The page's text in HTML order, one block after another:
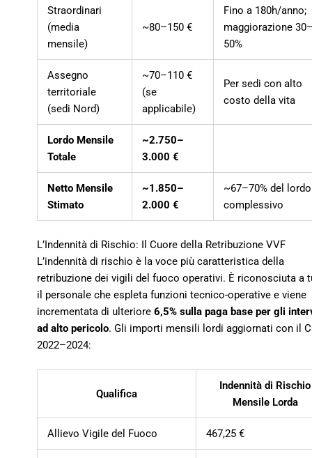
Straordinari
(media
mensile)
~80–150 €
Fino a 180h/anno;
maggiorazione
50%
Assegno
territoriale
(sedi Nord)
~70–110 €
(se
applicabile)
Per sedi con alto
costo della vita
Lordo Mensile
Totale
~2.750–
3.000 €
Netto Mensile
Stimato
~1.850–
2.000 €
~67–70% del lordo
complessivo
L’Indennità di Rischio: Il Cuore della Retribuzione VVF
L’indennità di rischio è la voce più caratteristica della
retribuzione dei vigili del fuoco operativi. È riconosciuta a
il personale che espleta funzioni tecnico-operative e viene
incrementata di ulteriore 6,5% sulla paga base per gli
ad alto pericolo. Gli importi mensili lordi aggiornati con il
2022–2024:
Qualifica
Indennità di Rischio
Mensile Lorda
Allievo Vigile del Fuoco 467,25 €